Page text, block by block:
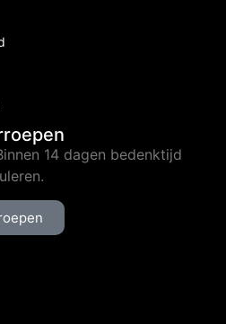
14 dagen bedenktijd